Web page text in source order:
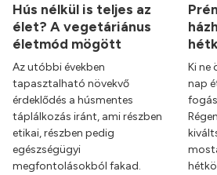
Hús nélkül is teljes az
élet? A vegetáriánus
életmód mögött
Az utóbbi években
tapasztalható növekvő
érdeklődés a húsmentes
táplálkozás iránt, ami részben
etikai, részben pedig
egészségügyi
megfontolásokból fakad.
Ki ne
nap